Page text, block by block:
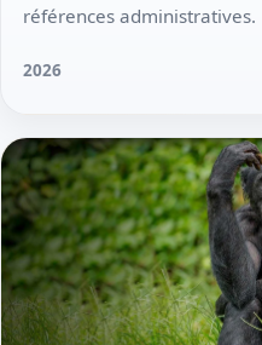
références administratives.
2026